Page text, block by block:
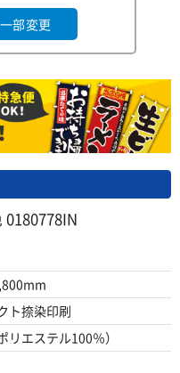
部変更
ト捺染印刷
リエステル100％）